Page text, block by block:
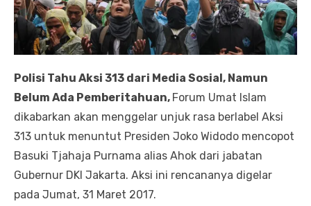
Polisi Tahu Aksi 313 dari Media Sosial, Namun
Belum Ada Pemberitahuan, Forum Umat Islam
dikabarkan akan menggelar unjuk rasa berlabel Aksi
313 untuk menuntut Presiden Joko Widodo mencopot
Basuki Tjahaja Purnama alias Ahok dari jabatan
Gubernur DKI Jakarta. Aksi ini rencananya digelar
pada Jumat, 31 Maret 2017.